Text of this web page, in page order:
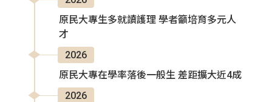
原民大專生多就讀護理 學者籲培育多元人
才
2026
原民大專在學率落後一般生 差距擴大近4成
2026